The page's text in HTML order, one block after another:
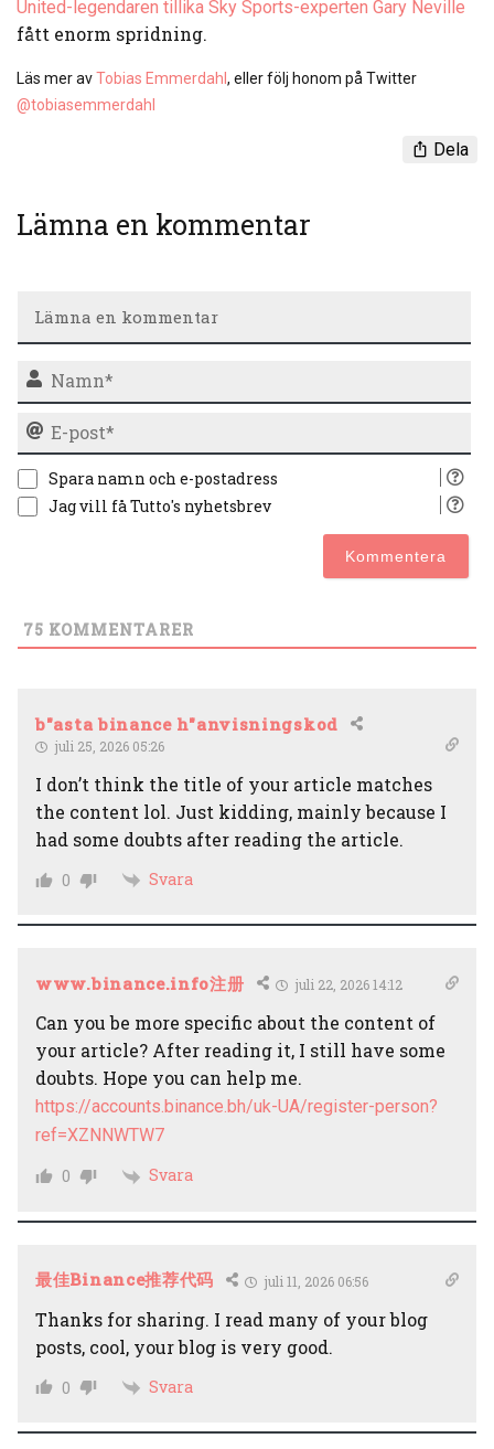
United-legendaren tillika Sky Sports-experten Gary Neville
fått enorm spridning.
Läs mer avTobias Emmerdahl , eller följ honom på Twitter
@tobiasemmerdahl
Dela
Lämna en kommentar
Spara namn och e-postadress
Jag vill få Tutto's nyhetsbrev
75 KOMMENTARER
b"asta binance h"anvisningskod
juli 25, 2026 05:26
I don’t think the title of your article matches
the content lol. Just kidding, mainly because I
had some doubts after reading the article.
0 Svara
www.binance.info注册 juli 22, 2026 14:12
Can you be more specific about the content of
your article? After reading it, I still have some
doubts. Hope you can help me.
https://accounts.binance.bh/uk-UA/register-person?
ref=XZNNWTW7
0
Svara
最佳Binance推荐代码 juli 11, 2026 06:56
Thanks for sharing. I read many of your blog
posts, cool, your blog is very good.
0 Svara